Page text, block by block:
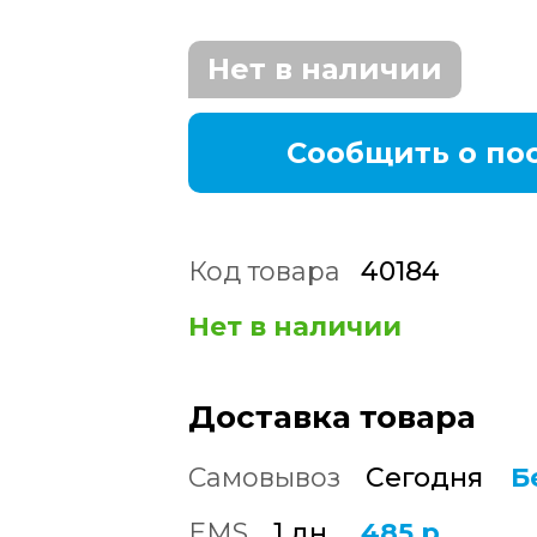
Нет в наличии
Сообщить о
Код товара
40184
Нет в наличии
Доставка товара
Самовывоз Сегодня